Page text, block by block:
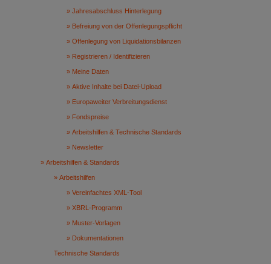
Jahresabschluss Hinterlegung
Befreiung von der Offenlegungspflicht
Offenlegung von Liquidationsbilanzen
Registrieren / Identifizieren
Meine Daten
Aktive Inhalte bei Datei-Upload
Europaweiter Verbreitungsdienst
Fondspreise
Arbeitshilfen & Technische Standards
Newsletter
Arbeitshilfen & Standards
Arbeitshilfen
Vereinfachtes XML-Tool
XBRL-Programm
Muster-Vorlagen
Dokumentationen
Technische Standards